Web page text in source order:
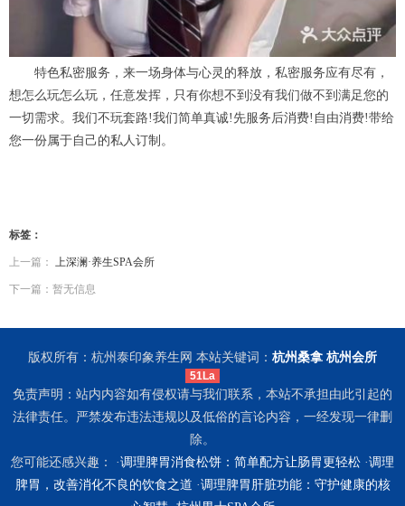
特色私密服务，来一场身体与心灵的释放，私密服务应有尽有，
想怎么玩怎么玩，任意发挥，只有你想不到没有我们做不到满足您的
一切需求。我们不玩套路!我们简单真诚!先服务后消费!自由消费!带给
您一份属于自己的私人订制。
标签：
上一篇： 上深澜·养生SPA会所
下一篇：暂无信息
版权所有：杭州泰印象养生网 本站关键词： 杭州桑拿 杭州会所
51La
免责声明：站内内容如有侵权请与我们联系，本站不承担由此引起的
法律责任。严禁发布违法违规以及低俗的言论内容，一经发现一律删
除。
您可能还感兴趣： ·调理脾胃消食松饼：简单配方让肠胃更轻松 ·调理
脾胃，改善消化不良的饮食之道 ·调理脾胃肝脏功能：守护健康的核